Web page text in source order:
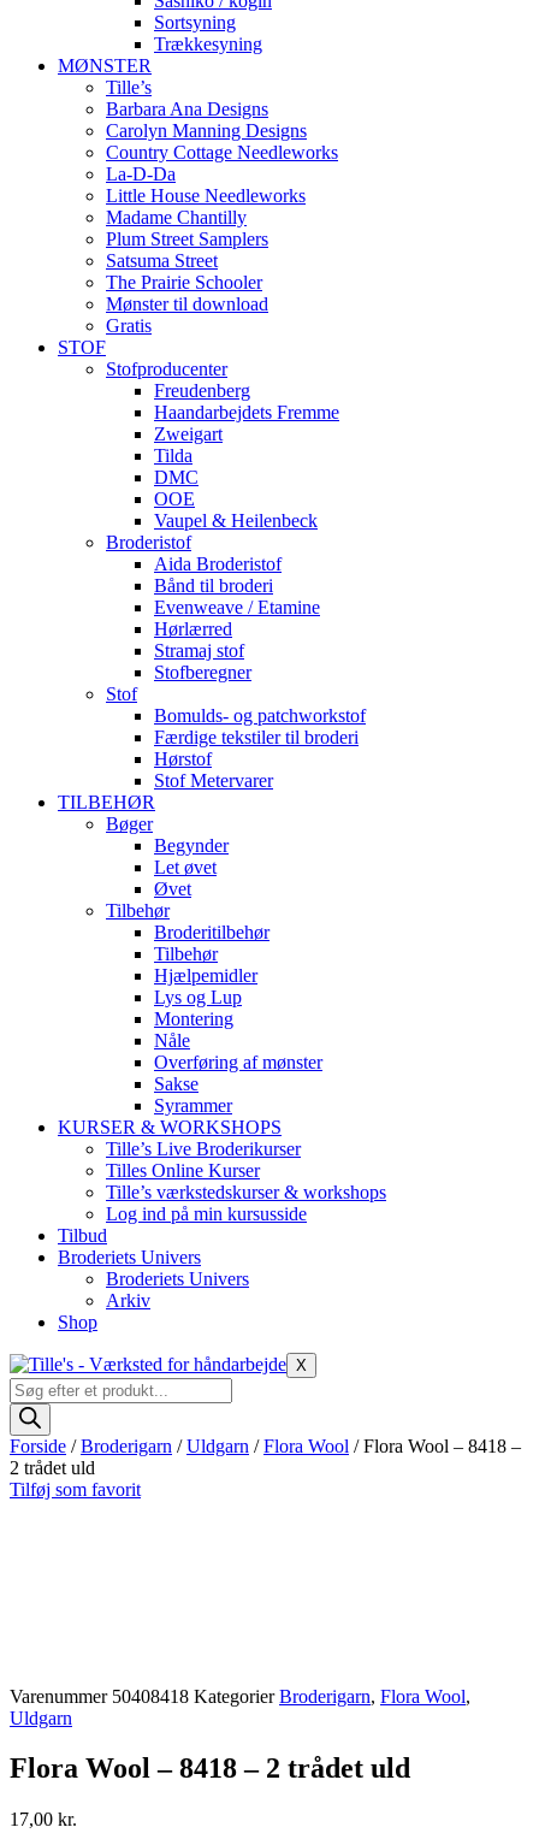
Sortsyning
Trækkesyning
MØNSTER
Tille’s
Barbara Ana Designs
Carolyn Manning Designs
Country Cottage Needleworks
La-D-Da
Little House Needleworks
Madame Chantilly
Plum Street Samplers
Satsuma Street
The Prairie Schooler
Mønster til download
Gratis
STOF
Stofproducenter
Freudenberg
Haandarbejdets Fremme
Zweigart
Tilda
DMC
OOE
Vaupel & Heilenbeck
Broderistof
Aida Broderistof
Bånd til broderi
Evenweave / Etamine
Hørlærred
Stramaj stof
Stofberegner
Stof
Bomulds- og patchworkstof
Færdige tekstiler til broderi
Hørstof
Stof Metervarer
TILBEHØR
Bøger
Begynder
Let øvet
Øvet
Tilbehør
Broderitilbehør
Tilbehør
Hjælpemidler
Lys og Lup
Montering
Nåle
Overføring af mønster
Sakse
Syrammer
KURSER & WORKSHOPS
Tille’s Live Broderikurser
Tilles Online Kurser
Tille’s værkstedskurser & workshops
Log ind på min kursusside
Tilbud
Broderiets Univers
Broderiets Univers
Arkiv
Shop
X
Products
search
Forside /Broderigarn /Uldgarn /Flora Wool / Flora Wool – 8418 –
2 trådet uld
Tilføj som favorit
Varenummer 50408418 Kategorier Broderigarn, Flora Wool,
Uldgarn
Flora Wool – 8418 – 2 trådet uld
17,00 kr.